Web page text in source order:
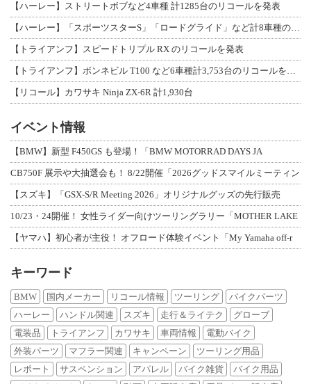
【ハーレー】ストリートボブなど4車種 計1285台のリコールを発表
【ハーレー】「スポーツスターS」「ロードグライド」など計8車種のリコールを発表
【トライアンフ】スピードトリプル RX のリコールを発表
【トライアンフ】ボンネビル T100 など6車種計3,753台のリコールを発表
【リコール】カワサキ Ninja ZX-6R 計1,930台
イベント情報
【BMW】新型 F450GS も登場！「BMW MOTORRAD DAYS JA
CB750F 展示や大抽選会も！ 8/22開催「2026グッドスマイルミーティン
【スズキ】「GSX-S/R Meeting 2026」オリジナルグッズの先行販売
10/23・24開催！ 女性ライダー向けツーリングラリー「MOTHER LAKE
【ヤマハ】初心者が主役！ オフロード体験イベント「My Yamaha off-r
キーワード
BMW 国内メーカー リコール情報 ツーリング
バイクパーツ
ハーレー
ハンドル関連 スズキ 走行＆ライテク
グローブ
電装品
トライアンフ カワサキ 車両情報
電動バイク
外装パーツ
マフラー関連 キャンペーン
ツーリング用品
レポート
サスペンション アパレル バイク雑貨
バイク用品